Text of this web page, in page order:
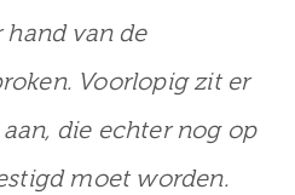
hand van de
Voorlopig zit er
die echter nog op
moet worden.